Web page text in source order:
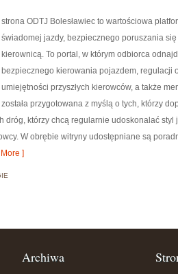
strona ODTJ Bolesławiec to wartościowa
świadomej jazdy, bezpiecznego poruszania
kierownicą. To portal, w którym odbiorca
bezpiecznego kierowania pojazdem, regulacji
umiejętności przyszłych kierowców, a także
została przygotowana z myślą o tych, którzy
dróg, którzy chcą regularnie udoskonalać styl
W obrębie witryny udostępniane są
]
Archiwa